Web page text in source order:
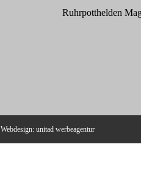
Ruhrpotthelden
unitad werbeagentur